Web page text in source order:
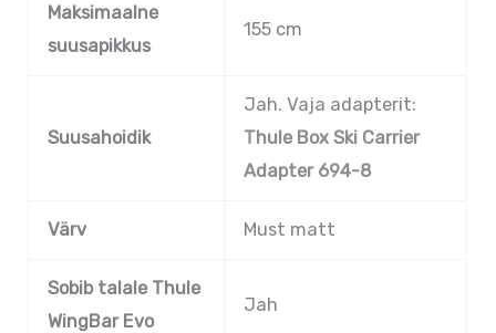
Maksimaalne
suusapikkus
155 cm
Suusahoidik
Jah. Vaja adapterit:
Thule Box Ski Carrier
Adapter 694-8
Värv Must matt
Sobib talale Thule
WingBar Evo
Jah